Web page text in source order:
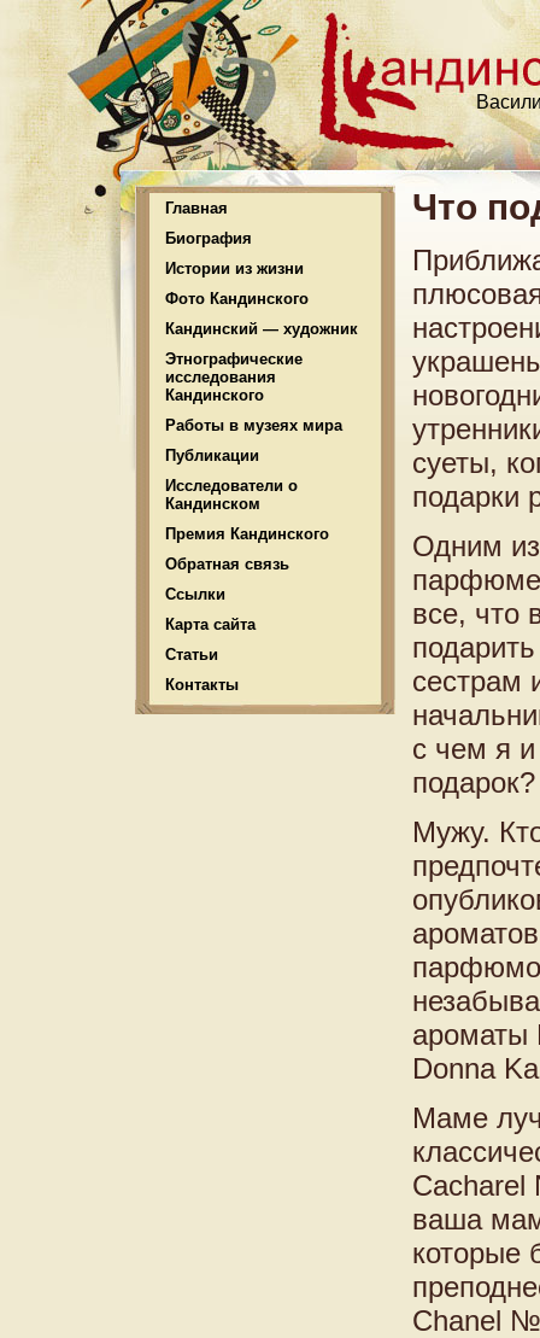
Главная
Биография
Истории из жизни
Фото Кандинского
Кандинский — художник
Этнографические
исследования
Кандинского
Работы в музеях мира
Публикации
Исследователи о
Кандинском
Премия Кандинского
Обратная связь
Ссылки
Карта сайта
Статьи
Контакты
Что
суеты,
подарки
Одним
все, что
сестрам
с чем я
подарок?
Мужу.
ароматы
Donna
Маме
Cacharel
ваша
которые
Chanel